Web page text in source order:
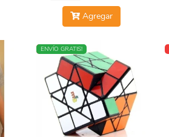
Agregar
NUEVO
ENVÍO GRATIS!